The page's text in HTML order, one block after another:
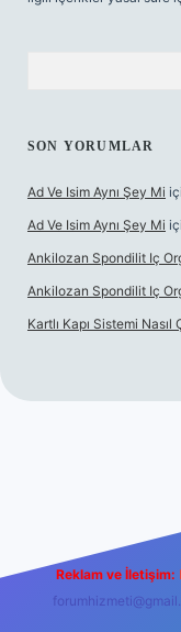
SON YORUMLAR
Ad Ve Isim Aynı Şey Mi
Ad Ve Isim Aynı Şey Mi
Ankilozan Spondilit Iç
Ankilozan Spondilit Iç
Kartlı Kapı Sistemi Nasıl
Reklam ve İletişim: